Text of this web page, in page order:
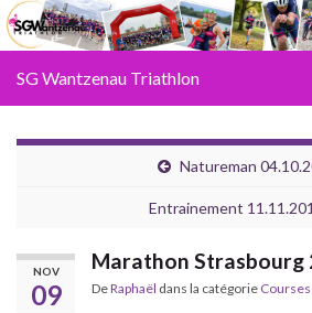
SG Wantzenau Triathlon
Natureman
Entrainement
NOV
09
Marathon Strasbourg
DeRaphaël dans la catégorie Courses